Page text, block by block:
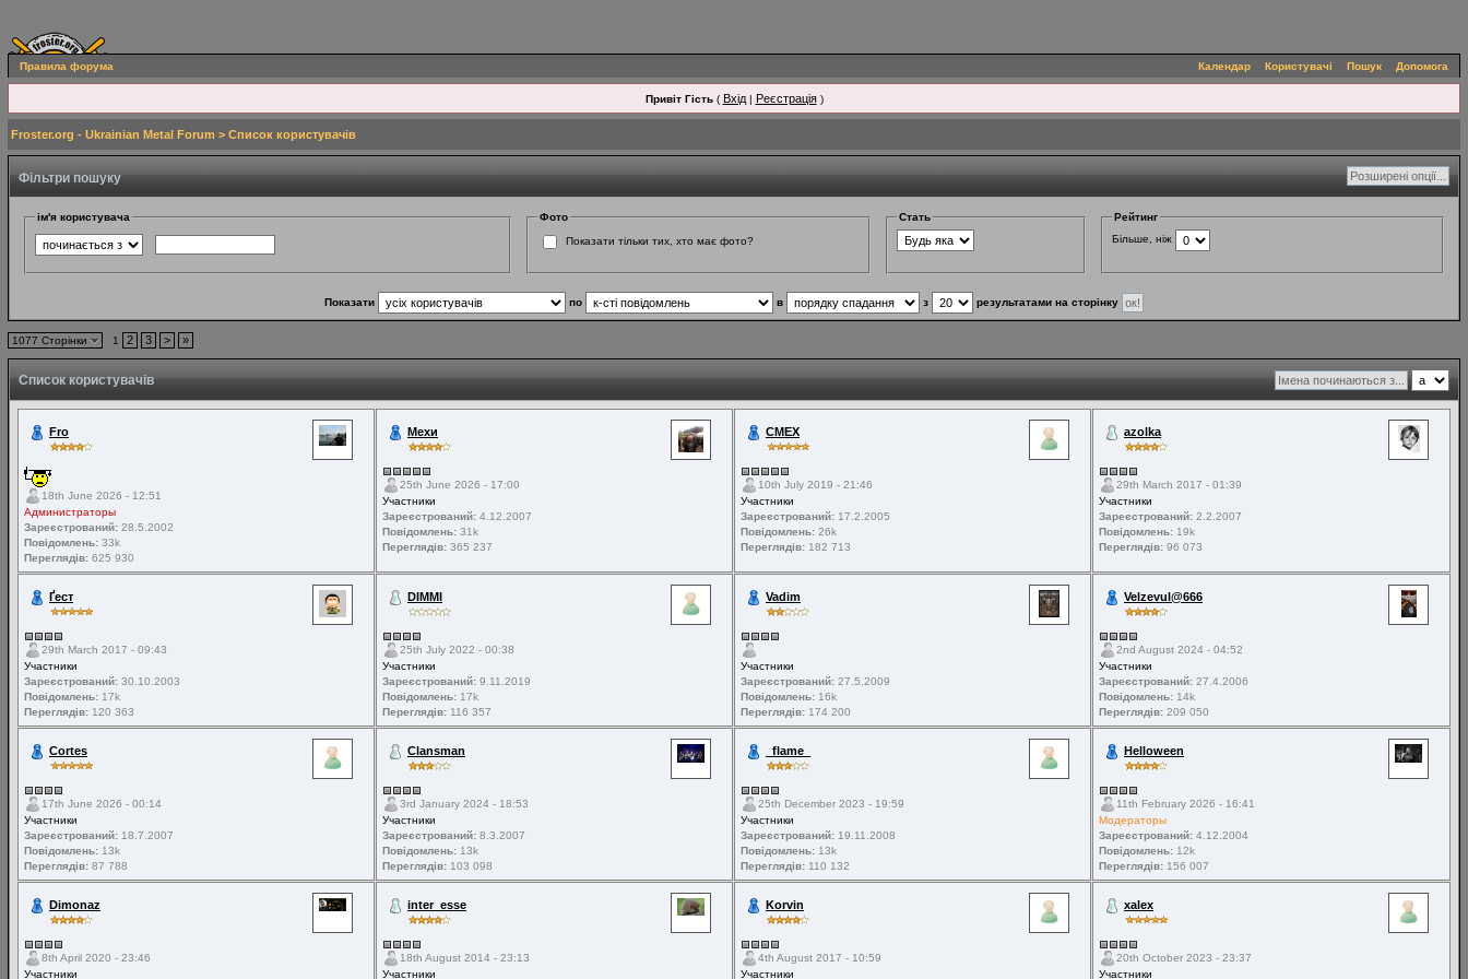
Правила форума Календар Користувачі Пошук Допомога
Привіт Гість( Вхід| Реєстрація)
Froster.org - Ukrainian Metal Forum > Список користувачів
Фільтри пошуку
ім'я користувача
Фото
Показати тільки тих, хто має фото?
Стать
Рейтинг
Більше, ніж
Показати по в з результатами на сторінку
1077 Сторінки 1 2 3 > »
Список користувачів
Fro
18th June 2026 - 12:51
Администраторы
Зареєстрований: 28.5.2002
Повідомлень: 33k
Переглядів: 625 930
Мехи
25th June 2026 - 17:00
Участники
Зареєстрований: 4.12.2007
Повідомлень: 31k
Переглядів: 365 237
СМЕХ
10th July 2019 - 21:46
Участники
Зареєстрований: 17.2.2005
Повідомлень: 26k
Переглядів: 182 713
azolka
29th March 2017 - 01:39
Участники
Зареєстрований: 2.2.2007
Повідомлень: 19k
Переглядів: 96 073
Ґест
29th March 2017 - 09:43
Участники
Зареєстрований: 30.10.2003
Повідомлень: 17k
Переглядів: 120 363
DIMMI
25th July 2022 - 00:38
Участники
Зареєстрований: 9.11.2019
Повідомлень: 17k
Переглядів: 116 357
Vadim
Участники
Зареєстрований: 27.5.2009
Повідомлень: 16k
Переглядів: 174 200
Velzevul@666
2nd August 2024 - 04:52
Участники
Зареєстрований: 27.4.2006
Повідомлень: 14k
Переглядів: 209 050
Cortes
17th June 2026 - 00:14
Участники
Зареєстрований: 18.7.2007
Повідомлень: 13k
Переглядів: 87 788
Clansman
3rd January 2024 - 18:53
Участники
Зареєстрований: 8.3.2007
Повідомлень: 13k
Переглядів: 103 098
_flame_
25th December 2023 - 19:59
Участники
Зареєстрований: 19.11.2008
Повідомлень: 13k
Переглядів: 110 132
Helloween
11th February 2026 - 16:41
Модераторы
Зареєстрований: 4.12.2004
Повідомлень: 12k
Переглядів: 156 007
Dimonaz
8th April 2020 - 23:46
Участники
inter_esse
18th August 2014 - 23:13
Участники
Korvin
4th August 2017 - 10:59
Участники
xalex
20th October 2023 - 23:37
Участники